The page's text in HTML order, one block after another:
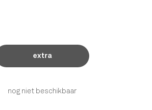
extra
nog niet beschikbaar